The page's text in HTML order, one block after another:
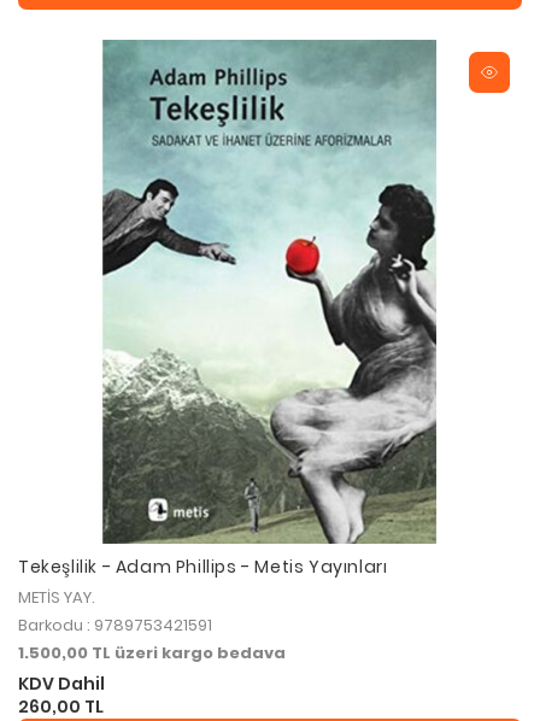
Tekeşlilik - Adam Phillips - Metis Yayınları
METİS YAY.
Barkodu : 9789753421591
1.500,00 TL üzeri kargo bedava
KDV Dahil
260,00 TL